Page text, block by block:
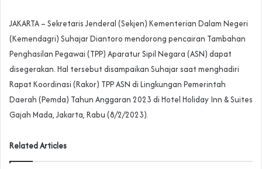
JAKARTA – Sekretaris Jenderal (Sekjen) Kementerian Dalam Negeri
(Kemendagri) Suhajar Diantoro mendorong pencairan Tambahan
Penghasilan Pegawai (TPP) Aparatur Sipil Negara (ASN) dapat
disegerakan. Hal tersebut disampaikan Suhajar saat menghadiri
Rapat Koordinasi (Rakor) TPP ASN di Lingkungan Pemerintah
Daerah (Pemda) Tahun Anggaran 2023 di Hotel Holiday Inn & Suites
Gajah Mada, Jakarta, Rabu (8/2/2023).
Related Articles